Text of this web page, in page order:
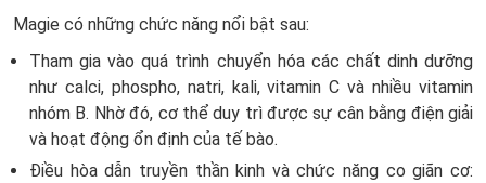
Magie có những chức năng nổi bật sau:
Tham gia vào quá trình chuyển hóa các chất dinh dưỡng
như calci, phospho, natri, kali, vitamin C và nhiều vitamin
nhóm B. Nhờ đó, cơ thể duy trì được sự cân bằng điện giải
và hoạt động ổn định của tế bào.
Điều hòa dẫn truyền thần kinh và chức năng co giãn cơ: